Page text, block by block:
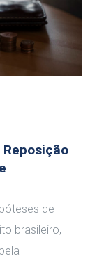
de
brasileiro,